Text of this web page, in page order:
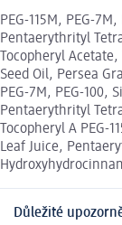
PEG-115M, PEG-
Pentaerythrityl
Tocopheryl
Seed Oil, Persea
PEG-7M, PEG-100,
Pentaerythrityl
Tocopheryl A PEG-
Leaf Juice,
Důležité